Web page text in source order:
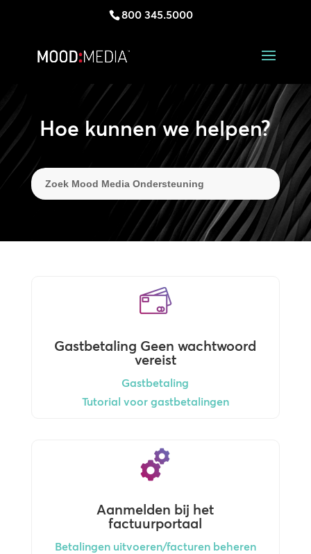
800 345.5000
Hoe kunnen we helpen?
Gastbetaling Geen wachtwoord
vereist
Gastbetaling
Tutorial voor gastbetalingen
Aanmelden bij het
factuurportaal
Betalingen uitvoeren/facturen beheren